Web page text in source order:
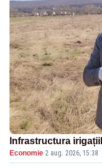
Infrastructura
Economie·2 aug. 2026, 15:38